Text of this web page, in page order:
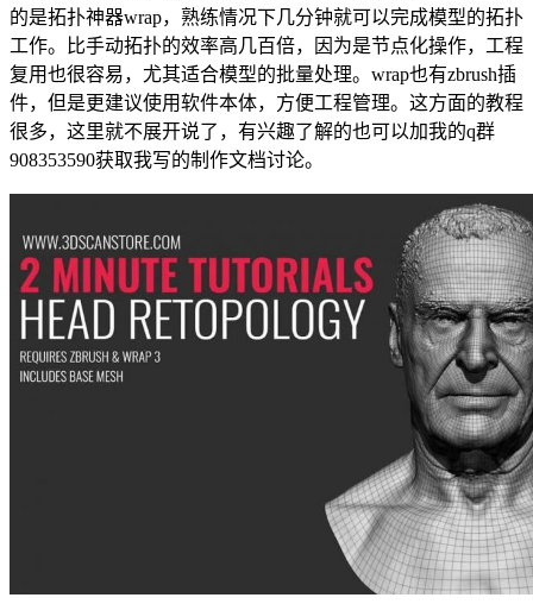
的是拓扑神器wrap，熟练情况下几分钟就可以完成模型的拓扑
工作。比手动拓扑的效率高几百倍，因为是节点化操作，工程
复用也很容易，尤其适合模型的批量处理。wrap也有zbrush插
件，但是更建议使用软件本体，方便工程管理。这方面的教程
很多，这里就不展开说了，有兴趣了解的也可以加我的q群
908353590获取我写的制作文档讨论。